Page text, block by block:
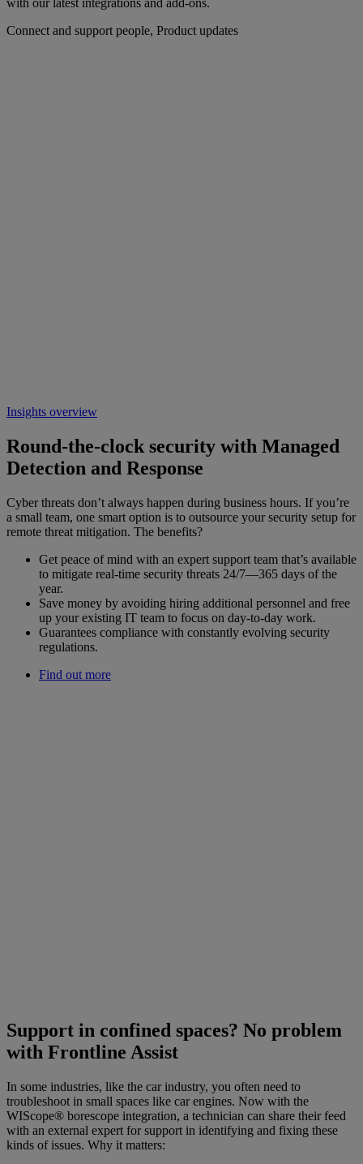
with our latest integrations and add-ons.
Connect and support people, Product updates
Insights overview
Round-the-clock security with Managed
Detection and Response
Cyber threats don’t always happen during business hours. If you’re
a small team, one smart option is to outsource your security setup for
remote threat mitigation. The benefits?
Get peace of mind with an expert support team that’s available
to mitigate real-time security threats 24/7—365 days of the
year.
Save money by avoiding hiring additional personnel and free
up your existing IT team to focus on day-to-day work.
Guarantees compliance with constantly evolving security
regulations.
Find out more
Support in confined spaces? No problem
with Frontline Assist
In some industries, like the car industry, you often need to
troubleshoot in small spaces like car engines. Now with the
WIScope® borescope integration, a technician can share their feed
with an external expert for support in identifying and fixing these
kinds of issues. Why it matters: